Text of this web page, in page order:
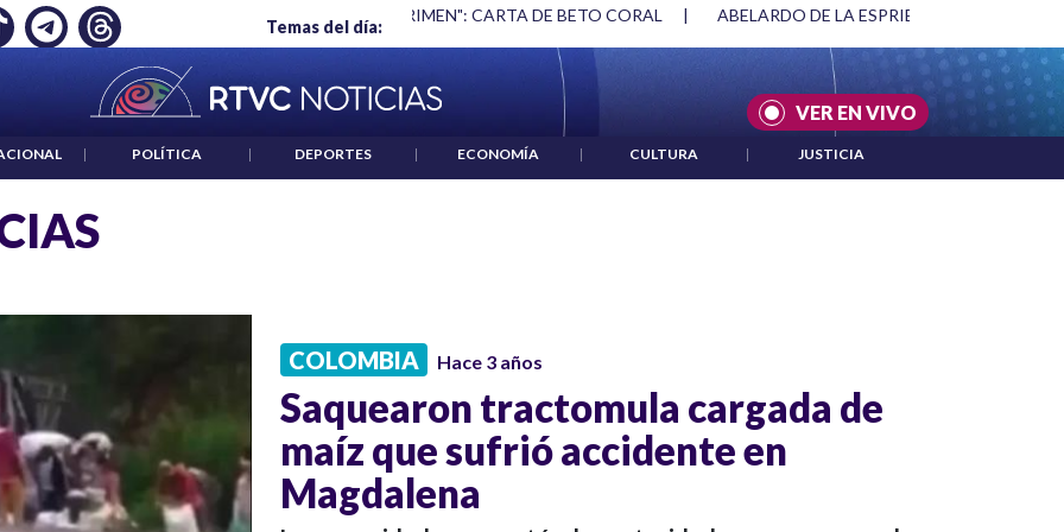
Temas del día:
EMPLEO: JP MORGAN "HABLAR NO ES UN CRIMEN": CARTA DE BETO CORAL | ABELARDO DE LA ESPRIELLA Y DMG
VER EN VIVO
| POLÍTICA | DEPORTES | ECONOMÍA | CULTURA | JUSTICIA
COLOMBIA Hace 3 años
Saquearon tractomula cargada de
maíz que sufrió accidente en
Magdalena